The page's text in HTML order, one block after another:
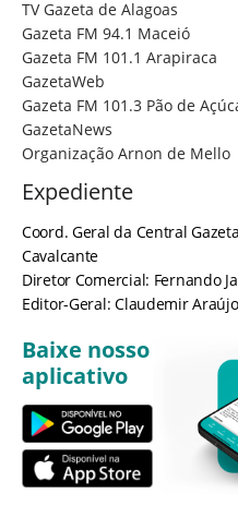
TV Gazeta de Alagoas
Gazeta FM 94.1 Maceió
Gazeta FM 101.1 Arapiraca
GazetaWeb
Gazeta FM 101.3 Pão de
GazetaNews
Organização Arnon de Mello
Expediente
Coord. Geral da Central
Cavalcante
Diretor Comercial: Fernando
Editor-Geral: Claudemir Araújo
Baixe nosso
aplicativo